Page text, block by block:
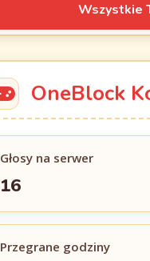
Wszystkie
OneBlock
Głosy na serwer
16
Przegrane godziny